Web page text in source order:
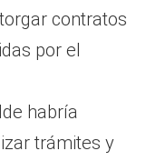
contratos
por el
habría
trámites y